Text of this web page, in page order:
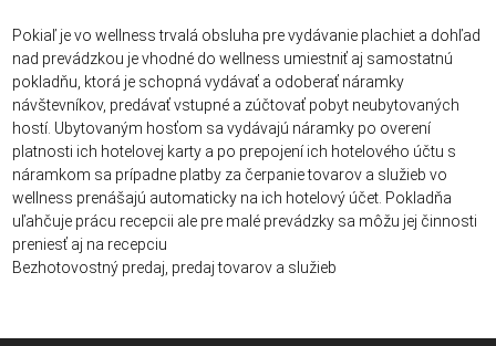
Pokiaľ je vo wellness trvalá obsluha pre vydávanie plachiet a dohľad
nad prevádzkou je vhodné do wellness umiestniť aj samostatnú
pokladňu, ktorá je schopná vydávať a odoberať náramky
návštevníkov, predávať vstupné a zúčtovať pobyt neubytovaných
hostí. Ubytovaným hosťom sa vydávajú náramky po overení
platnosti ich hotelovej karty a po prepojení ich hotelového účtu s
náramkom sa prípadne platby za čerpanie tovarov a služieb vo
wellness prenášajú automaticky na ich hotelový účet. Pokladňa
uľahčuje prácu recepcii ale pre malé prevádzky sa môžu jej činnosti
preniesť aj na recepciu
Bezhotovostný predaj, predaj tovarov a služieb